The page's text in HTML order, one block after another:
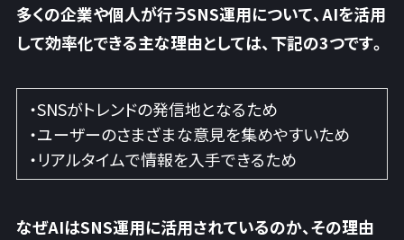
多くの企業や個人が行うSNS運用について、AIを活用
して効率化できる主な理由としては、下記の3つです。
・SNSがトレンドの発信地となるため
・ユーザーのさまざまな意見を集めやすいため
・リアルタイムで情報を入手できるため
なぜAIはSNS運用に活用されているのか、その理由